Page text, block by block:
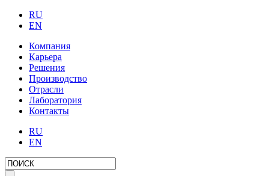
RU
EN
Компания
Карьера
Решения
Производство
Отрасли
Лаборатория
Контакты
RU
EN